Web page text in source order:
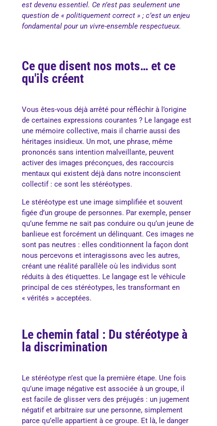
est devenu essentiel. Ce n’est pas seulement une
question de « politiquement correct » ; c’est un enjeu
fondamental pour un vivre-ensemble respectueux.
Ce que disent nos mots… et ce
qu'ils créent
Vous êtes-vous déjà arrêté pour réfléchir à l’origine
de certaines expressions courantes ? Le langage est
une mémoire collective, mais il charrie aussi des
héritages insidieux. Un mot, une phrase, même
prononcés sans intention malveillante, peuvent
activer des images préconçues, des raccourcis
mentaux qui existent déjà dans notre inconscient
collectif : ce sont les stéréotypes.
Le stéréotype est une image simplifiée et souvent
figée d’un groupe de personnes. Par exemple, penser
qu’une femme ne sait pas conduire ou qu’un jeune de
banlieue est forcément un délinquant. Ces images ne
sont pas neutres : elles conditionnent la façon dont
nous percevons et interagissons avec les autres,
créant une réalité parallèle où les individus sont
réduits à des étiquettes. Le langage est le véhicule
principal de ces stéréotypes, les transformant en
« vérités » acceptées.
Le chemin fatal : Du stéréotype à
la discrimination
Le stéréotype n’est que la première étape. Une fois
qu’une image négative est associée à un groupe, il
est facile de glisser vers des préjugés : un jugement
négatif et arbitraire sur une personne, simplement
parce qu’elle appartient à ce groupe. Et là, le danger